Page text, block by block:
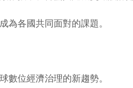
為各國共同面對的課題。
數位經濟治理的新趨勢。